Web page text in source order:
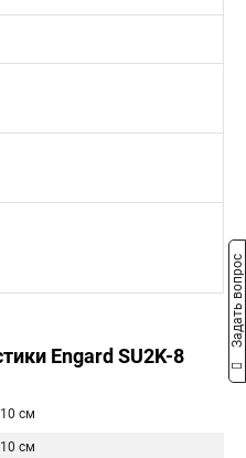
Engard SU2K-8
10 см
10 см
Задать вопрос